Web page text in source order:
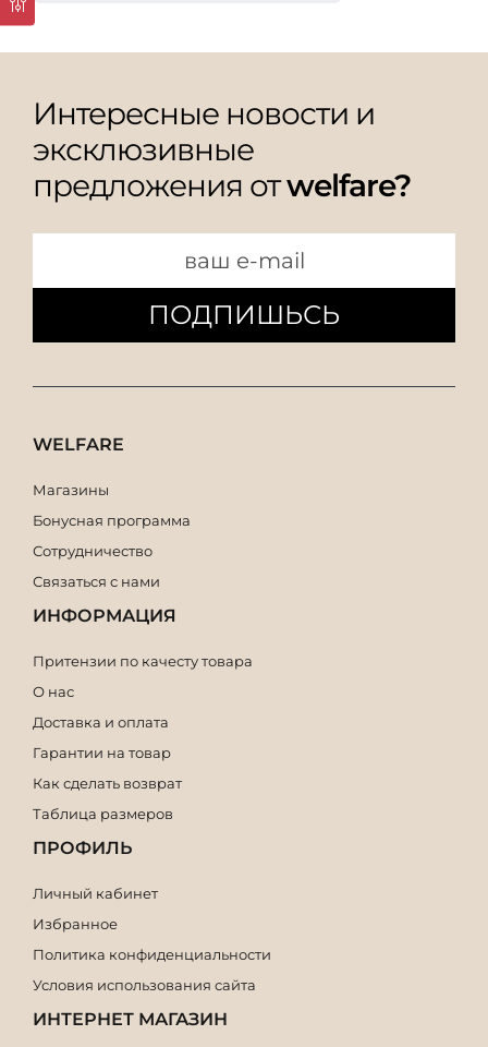
Интересные новости и
эксклюзивные
предложения отwelfare?
ПОДПИШЬСЬ
WELFARE
Магазины
Бонусная программа
Сотрудничество
Связаться с нами
ИНФОРМАЦИЯ
Притензии по качесту товара
О нас
Доставка и оплата
Гарантии на товар
Как сделать возврат
Таблица размеров
ПРОФИЛЬ
Личный кабинет
Избранное
Политика конфиденциальности
Условия использования сайта
ИНТЕРНЕТ МАГАЗИН